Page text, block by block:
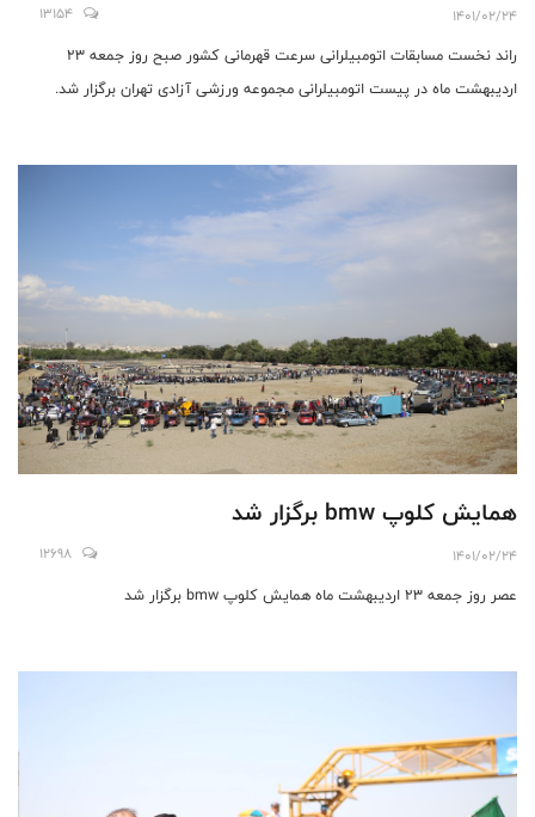
1401/02/24
13154
اردیبهشت ماه در پیست اتومبیلرانی مجموعه ورزشی آزادی تهران برگزار شد.
همایش کلوپ bmw برگزار شد
1401/02/24
12698
عصر روز جمعه 23 اردیبهشت ماه همایش کلوپ bmw برگزار شد